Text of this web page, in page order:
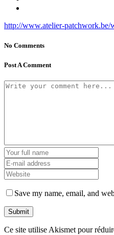
http://www.atelier-patchwork.be/
No Comments
Post A Comment
Save my name, email, and
Ce site utilise Akismet pour